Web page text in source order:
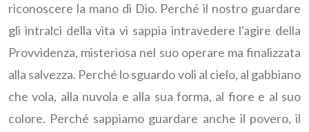
riconoscere la mano di Dio. Perché il nostro guardare
gli intralci della vita vi sappia intravedere l'agire della
Provvidenza, misteriosa nel suo operare ma finalizzata
alla salvezza. Perché lo sguardo voli al cielo, al gabbiano
che vola, alla nuvola e alla sua forma, al fiore e al suo
colore. Perché sappiamo guardare anche il povero, il